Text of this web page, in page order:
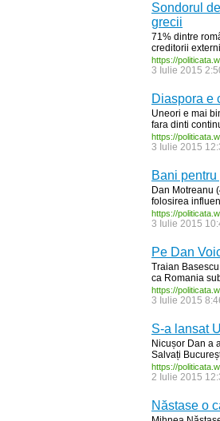
Sondorul
grecii
71% dintre
creditorii
https://
3 Iulie 2015
Diaspora e
Uneori e mai
fara dinti
https://
3 Iulie 2015
Bani
Dan Motreanu
folosirea
https://
3 Iulie 2015
Pe Dan
Traian
ca Romania
https://
3 Iulie 2015
S-a lansat
Nicușor Dan a
Salvați
https://
2 Iulie 2015
Năstase o